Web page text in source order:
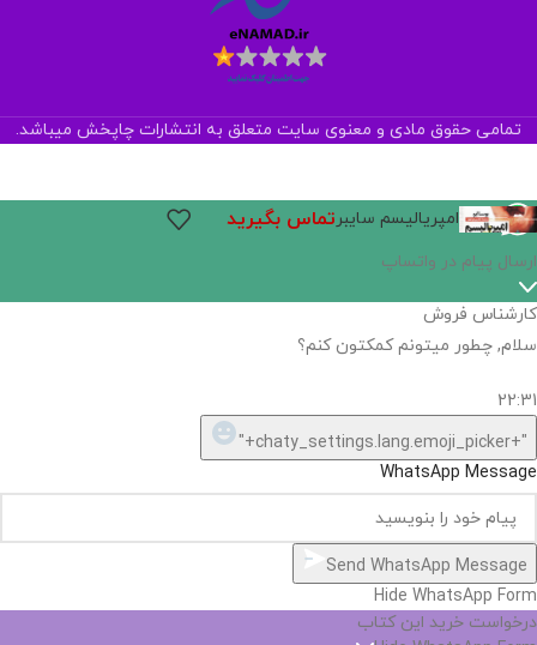
تمامی حقوق مادی و معنوی سایت متعلق به انتشارات چاپخش میباشد.
امپریالیسم سایبرتماس بگیرید
ارسال پیام در واتساپ
کارشناس فروش
سلام, چطور میتونم کمکتون کنم؟
22:31
"+chaty_settings.lang.emoji_picker+"
WhatsApp Message
Send WhatsApp Message
Hide WhatsApp Form
درخواست خرید این کتاب